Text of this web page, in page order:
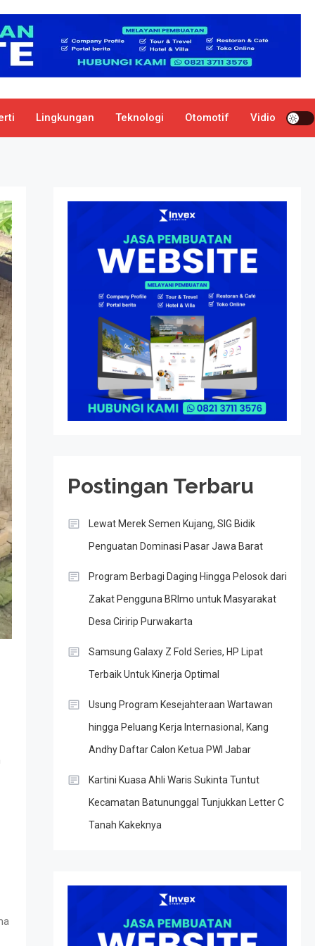
Lingkungan Teknologi Otomotif Vidio
Postingan Terbaru
Lewat Merek Semen Kujang, SIG Bidik
Penguatan Dominasi Pasar Jawa Barat
Program Berbagi Daging Hingga Pelosok dari
Zakat Pengguna BRImo untuk Masyarakat
Desa Ciririp Purwakarta
Samsung Galaxy Z Fold Series, HP Lipat
Terbaik Untuk Kinerja Optimal
Usung Program Kesejahteraan Wartawan
hingga Peluang Kerja Internasional, Kang
Andhy Daftar Calon Ketua PWI Jabar
Kartini Kuasa Ahli Waris Sukinta Tuntut
Kecamatan Batununggal Tunjukkan Letter C
Tanah Kakeknya